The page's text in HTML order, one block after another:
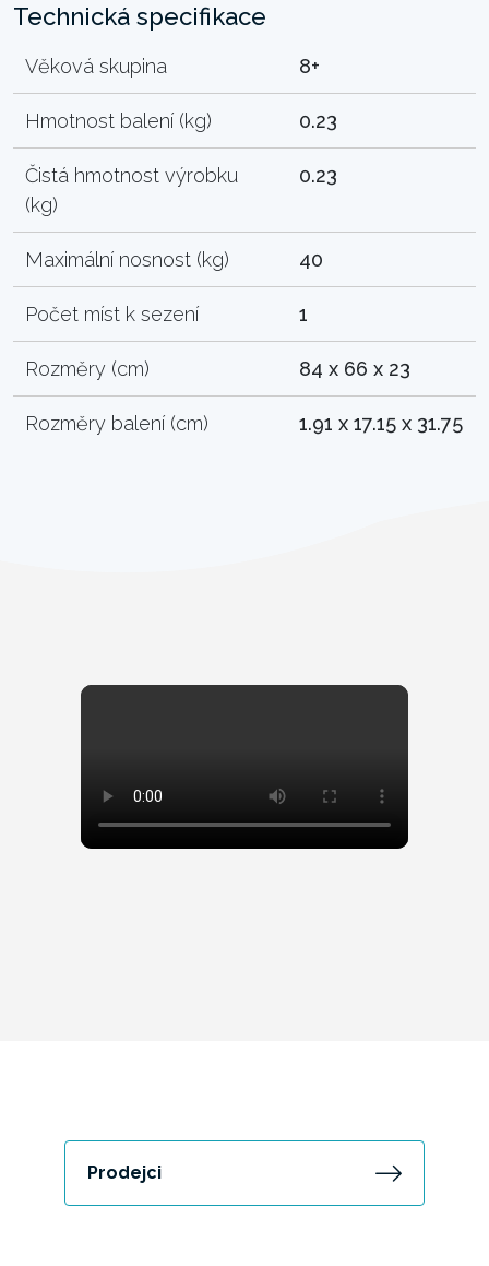
Technická specifikace
Věková skupina 8+
Hmotnost balení (kg) 0.23
Čistá hmotnost výrobku
(kg)
0.23
Maximální nosnost (kg) 40
Počet míst k sezení 1
Rozměry (cm) 84 x 66 x 23
Rozměry balení (cm) 1.91 x 17.15 x 31.75
Prodejci